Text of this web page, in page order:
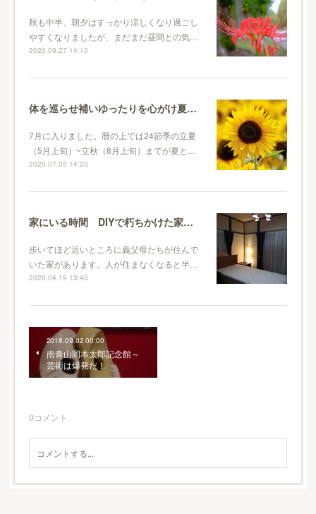
秋も中半、朝夕はすっかり涼しくなり過ごし
やすくなりましたが、まだまだ昼間との気…
2020.09.27 14:10
体を巡らせ補いゆったりを心がけ夏を乗り切ろう
7月に入りました。暦の上では24節季の立夏
（5月上旬）~立秋（8月上旬）までが夏と…
2020.07.05 14:20
家にいる時間 DIYで朽ちかけた家に命を吹き込む
歩いてほど近いところに義父母たちが住んで
いた家があります。人が住まなくなると半…
2020.04.19 13:40
2018.09.02 00:00
南青山岡本太郎記念館～
芸術は爆発だ！
0コメント